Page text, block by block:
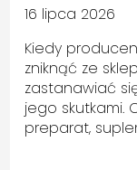
16 lipca 2026
Kiedy
zniknąć ze
zastanawiać
jego skutkami.
preparat,